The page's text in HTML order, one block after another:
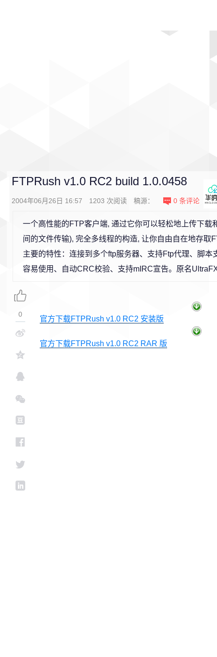
FTPRush v1.0 RC2 build 1.0.0458
2004年06月26日 16:57 1203 次阅读 稿源： 0 条评论
一个高性能的FTP客户端, 通过它你可以轻松地上传下载
间的文件传输), 完全多线程的构造, 让你自由自在地存取
主要的特性：连接到多个ftp服务器、支持Ftp代理、脚本
容易使用、自动CRC校验、支持mIRC宣告。原名
官方下载FTPRush v1.0 RC2 安装版
官方下载FTPRush v1.0 RC2 RAR 版
0